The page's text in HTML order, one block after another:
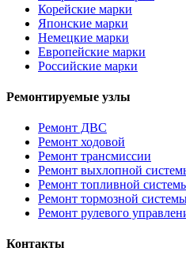
Корейские марки
Японские марки
Немецкие марки
Европейские марки
Российские марки
Ремонтируемые узлы
Ремонт ДВС
Ремонт ходовой
Ремонт трансмиссии
Ремонт выхлопной
Ремонт топливной
Ремонт тормозной
Ремонт рулевого
Контакты